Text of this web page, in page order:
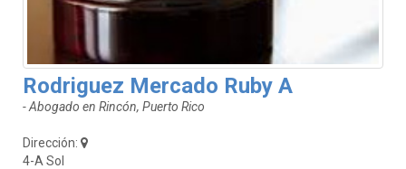
Rodriguez Mercado Ruby A
- Abogado en Rincón, Puerto Rico
Dirección:
4-A Sol